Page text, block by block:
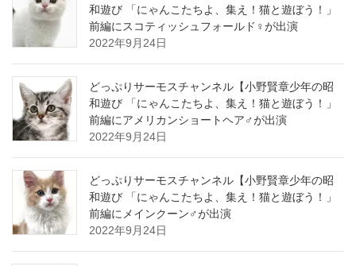
和遊び 「にゃんこたちよ、集え！猫と遊ぼう！」
前編にスコティッシュフォールド♀が出演
2022年9月24日
どっぷりサーモスチャンネル【小野賢章少年の昭
和遊び 「にゃんこたちよ、集え！猫と遊ぼう！」
前編にアメリカンショートヘア♂が出演
2022年9月24日
どっぷりサーモスチャンネル【小野賢章少年の昭
和遊び 「にゃんこたちよ、集え！猫と遊ぼう！」
前編にメインクーン♂が出演
2022年9月24日